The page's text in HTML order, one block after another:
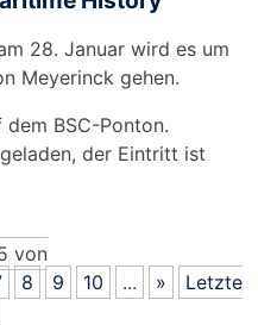
28. Januar wird es um
Meyerinck gehen.
BSC-Ponton.
der Eintritt ist
von
8 9 10 ... »
Letzte